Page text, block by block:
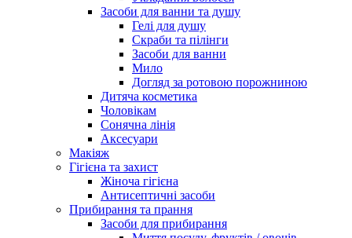
Засоби для ванни та душу
Гелі для душу
Скраби та пілінги
Засоби для ванни
Мило
Догляд за ротовою порожниною
Дитяча косметика
Чоловікам
Сонячна лінія
Аксесуари
Макіяж
Гігієна та захист
Жіноча гігієна
Антисептичні засоби
Прибирання та прання
Засоби для прибирання